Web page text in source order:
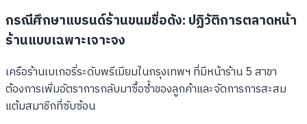
กรณีศึกษาแบรนด์ร้านขนมชื่อดัง: ปฏิวัติการตลาดหน้า
ร้านแบบเฉพาะเจาะจง
เครือร้านเบเกอรี่ระดับพรีเมียมในกรุงเทพฯ ที่มีหน้าร้าน 5 สาขา
ต้องการเพิ่มอัตราการกลับมาซื้อซ้ำของลูกค้าและจัดการการสะสม
แต้มสมาชิกที่ซับซ้อน